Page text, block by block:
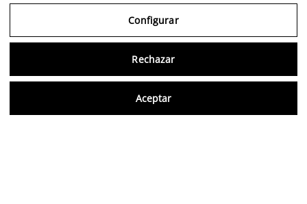
Configurar
Rechazar
Aceptar